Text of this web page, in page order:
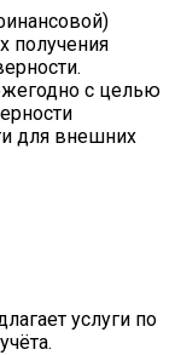
получения
с целью
для внешних
услуги по